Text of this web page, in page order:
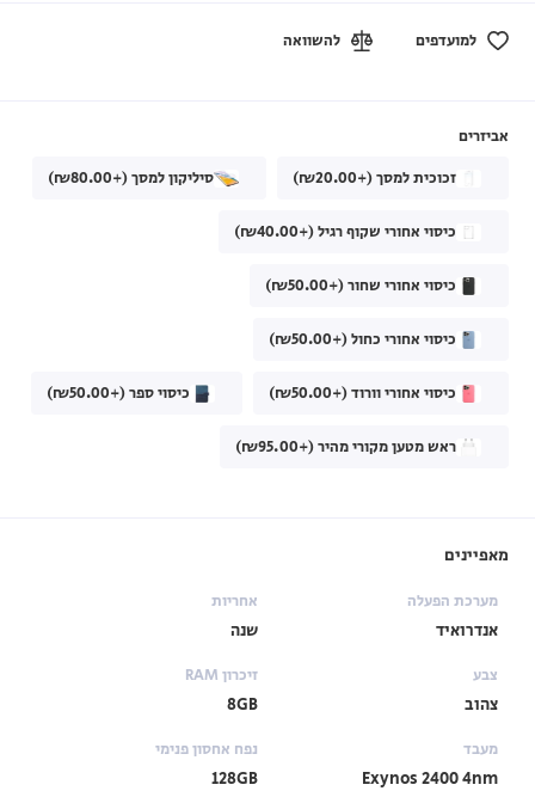
למועדפים להשוואה
אביזרים
זכוכית למסך (+₪20.00)
סיליקון למסך (+₪80.00)
כיסוי אחורי שקוף רגיל (+₪40.00)
כיסוי אחורי שחור (+₪50.00)
כיסוי אחורי כחול (+₪50.00)
כיסוי אחורי וורוד (+₪50.00) כיסוי ספר (+₪50.00)
ראש מטען מקורי מהיר (+₪95.00)
מאפיינים
מערכת הפעלה
אנדרואיד
אחריות
שנה
צבע
צהוב
זיכרון RAM
8GB
מעבד
Exynos 2400 4nm
נפח אחסון פנימי
128GB